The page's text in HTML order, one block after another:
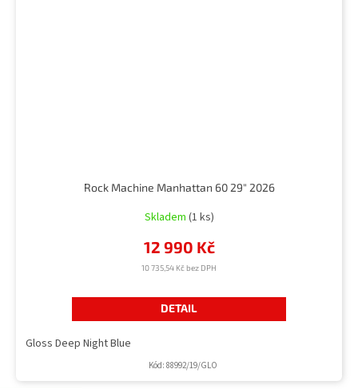
Rock Machine Manhattan 60 29" 2026
Skladem (1 ks)
10 735,54 Kč bez DPH
12 990 Kč
DETAIL
Gloss Deep Night Blue
Kód: 88992/19/GLO